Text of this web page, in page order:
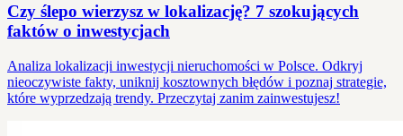
Czy ślepo wierzysz w lokalizację? 7 szokujących
faktów o inwestycjach
Analiza lokalizacji inwestycji nieruchomości w Polsce. Odkryj
nieoczywiste fakty, uniknij kosztownych błędów i poznaj strategie,
które wyprzedzają trendy. Przeczytaj zanim zainwestujesz!